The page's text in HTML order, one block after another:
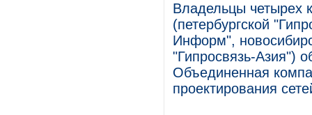
Владельцы четырех
(петербургской
Информ",
"Гипросвязь-Азия")
Объединенная
проектирования